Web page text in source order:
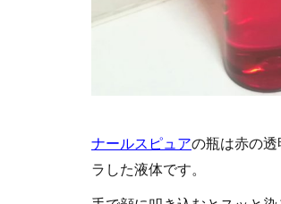
ナールスピュアの瓶は赤の
ラした液体です。